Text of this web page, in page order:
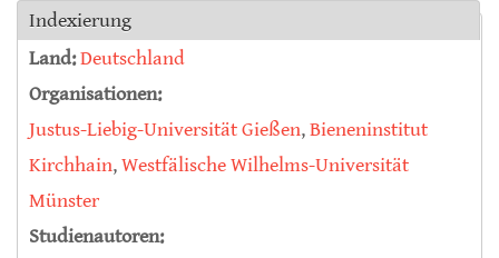
Indexierung
Land:Deutschland
Organisationen:
Justus-Liebig-Universität Gießen,Bieneninstitut
Kirchhain,Westfälische Wilhelms-Universität
Münster
Studienautoren: